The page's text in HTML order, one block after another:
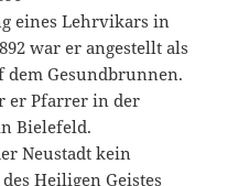
eines Lehrvikars in
war er angestellt als
Gesundbrunnen.
er Pfarrer in der
Bielefeld.
Neustadt kein
Heiligen Geistes